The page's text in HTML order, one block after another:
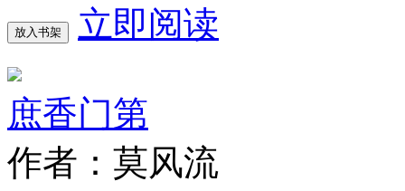
放入书架 立即阅读
庶香门第
作者：莫风流